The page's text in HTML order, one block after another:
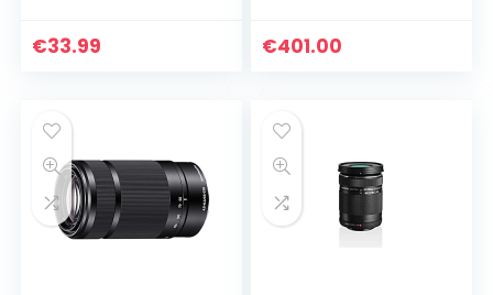
Hero 4/3+/3
€33.99
voor Sony-E
€401.00